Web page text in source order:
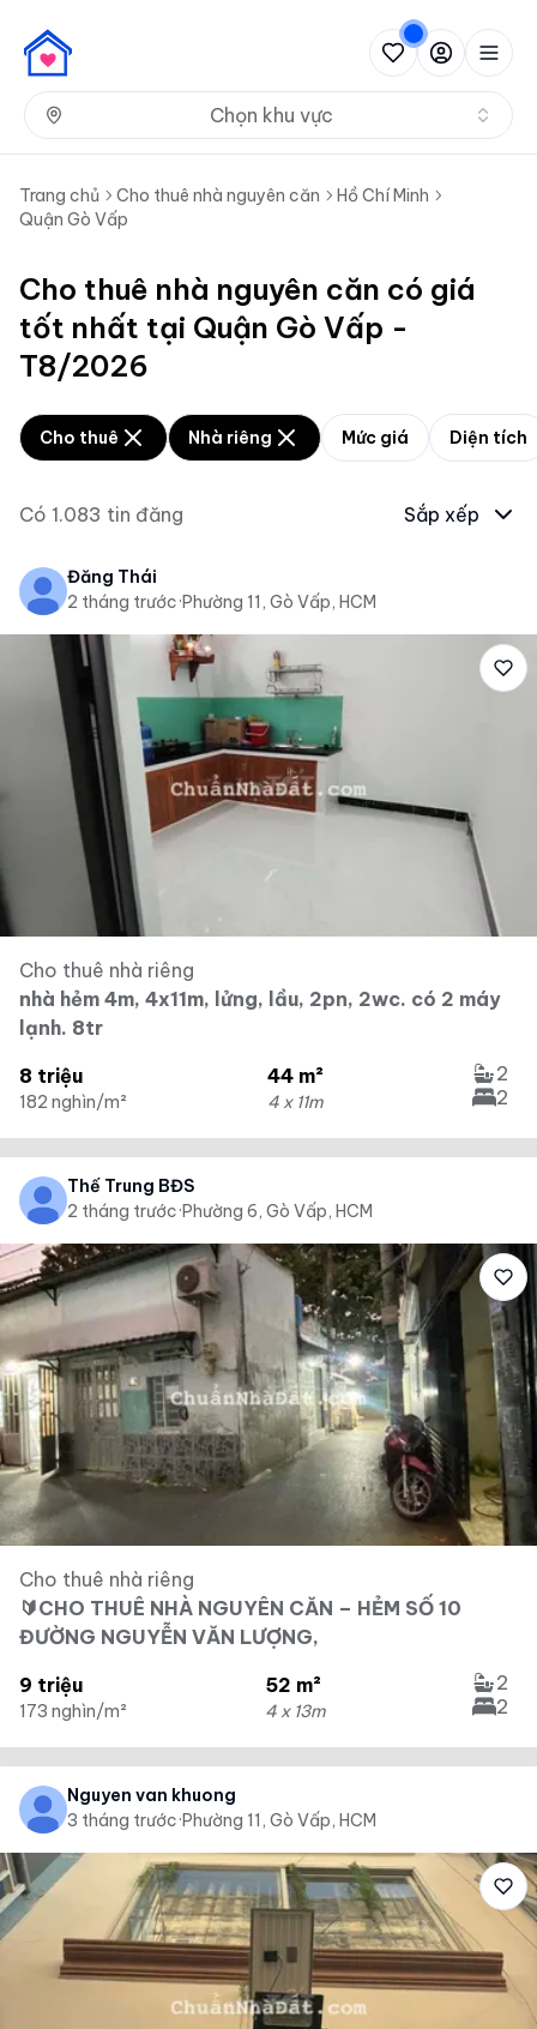
Chọn khu vực
Trang chủ Cho thuê nhà nguyên căn
Hồ Chí Minh
Quận Gò Vấp
Cho thuê nhà nguyên căn có giá
tốt nhất tại Quận Gò Vấp -
T8/2026
Cho thuê Nhà riêng Mức giá Diện tích
Có 1.083 tin đăng Sắp xếp
Đăng Thái
2 tháng trước·Phường 11, Gò Vấp, HCM
Cho thuê nhà riêng
nhà hẻm 4m, 4x11m, lửng, lầu, 2pn, 2wc. có 2 máy
lạnh. 8tr
8 triệu
182 nghìn/m²
44 m²
4 x 11m
2
2
Thế Trung BĐS
2 tháng trước·Phường 6, Gò Vấp, HCM
Cho thuê nhà riêng
🔰CHO THUÊ NHÀ NGUYÊN CĂN – HẺM SỐ 10
ĐƯỜNG NGUYỄN VĂN LƯỢNG,
9 triệu
173 nghìn/m²
52 m²
4 x 13m
2
2
Nguyen van khuong
3 tháng trước·Phường 11, Gò Vấp, HCM